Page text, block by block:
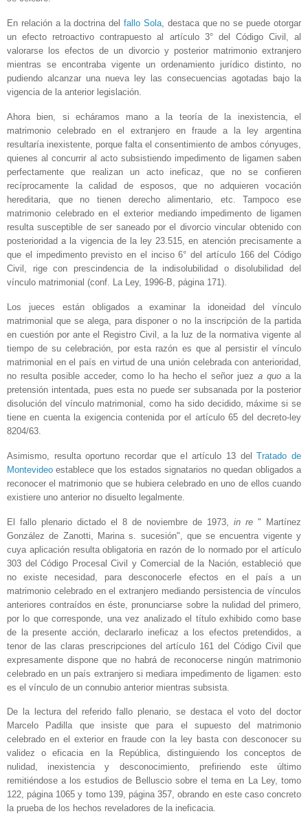
En relación a la doctrina delfallo Sola, destaca que no se puede otorgar
un efecto retroactivo contrapuesto al artículo 3° del Código Civil, al
valorarse los efectos de un divorcio y posterior matrimonio extranjero
mientras se encontraba vigente un ordenamiento jurídico distinto, no
pudiendo alcanzar una nueva ley las consecuencias agotadas bajo la
vigencia de la anterior legislación.
Ahora bien, si echáramos mano a la teoría de la inexistencia, el
matrimonio celebrado en el extranjero en fraude a la ley argentina
resultaría inexistente, porque falta el consentimiento de ambos cónyuges,
quienes al concurrir al acto subsistiendo impedimento de ligamen saben
perfectamente que realizan un acto ineficaz, que no se confieren
recíprocamente la calidad de esposos, que no adquieren vocación
hereditaria, que no tienen derecho alimentario, etc. Tampoco ese
matrimonio celebrado en el exterior mediando impedimento de ligamen
resulta susceptible de ser saneado por el divorcio vincular obtenido con
posterioridad a la vigencia de la ley 23.515, en atención precisamente a
que el impedimento previsto en el inciso 6° del artículo 166 del Código
Civil, rige con prescindencia de la indisolubilidad o disolubilidad del
vínculo matrimonial (conf. La Ley, 1996-B, página 171).
Los jueces están obligados a examinar la idoneidad del vínculo
matrimonial que se alega, para disponer o no la inscripción de la partida
en cuestión por ante el Registro Civil, a la luz de la normativa vigente al
tiempo de su celebración, por esta razón es que al persistir el vínculo
matrimonial en el país en virtud de una unión celebrada con anterioridad,
no resulta posible acceder, como lo ha hecho el señor jueza quo a la
pretensión intentada, pues esta no puede ser subsanada por la posterior
disolución del vínculo matrimonial, como ha sido decidido, máxime si se
tiene en cuenta la exigencia contenida por el artículo 65 del decreto-ley
8204/63.
Asimismo, resulta oportuno recordar que el artículo 13 delTratado de
Montevideo establece que los estados signatarios no quedan obligados a
reconocer el matrimonio que se hubiera celebrado en uno de ellos cuando
existiere uno anterior no disuelto legalmente.
El fallo plenario dictado el 8 de noviembre de 1973, in re " Martínez
González de Zanotti, Marina s. sucesión", que se encuentra vigente y
cuya aplicación resulta obligatoria en razón de lo normado por el artículo
303 del Código Procesal Civil y Comercial de la Nación, estableció que
no existe necesidad, para desconocerle efectos en el país a un
matrimonio celebrado en el extranjero mediando persistencia de vínculos
anteriores contraídos en éste, pronunciarse sobre la nulidad del primero,
por lo que corresponde, una vez analizado el título exhibido como base
de la presente acción, declararlo ineficaz a los efectos pretendidos, a
tenor de las claras prescripciones del artículo 161 del Código Civil que
expresamente dispone que no habrá de reconocerse ningún matrimonio
celebrado en un país extranjero si mediara impedimento de ligamen: esto
es el vínculo de un connubio anterior mientras subsista.
De la lectura del referido fallo plenario, se destaca el voto del doctor
Marcelo Padilla que insiste que para el supuesto del matrimonio
celebrado en el exterior en fraude con la ley basta con desconocer su
validez o eficacia en la República, distinguiendo los conceptos de
nulidad, inexistencia y desconocimiento, prefiriendo este último
remitiéndose a los estudios de Belluscio sobre el tema en La Ley, tomo
122, página 1065 y tomo 139, página 357, obrando en este caso concreto
la prueba de los hechos reveladores de la ineficacia.